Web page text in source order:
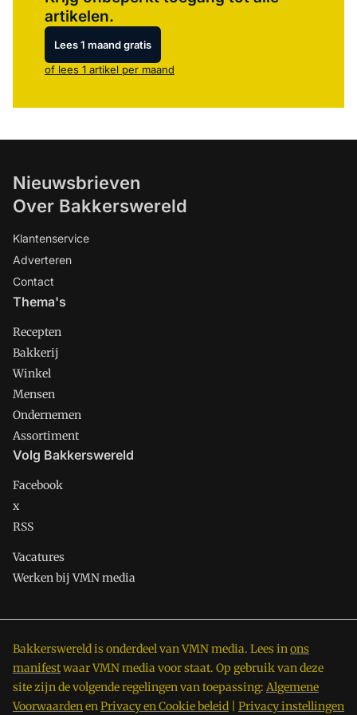
artikelen.
Lees 1 maand gratis
of lees 1 artikel per maand
Nieuwsbrieven
Over Bakkerswereld
Klantenservice
Adverteren
Contact
Thema's
Recepten
Bakkerij
Winkel
Mensen
Ondernemen
Assortiment
Volg Bakkerswereld
Facebook
x
RSS
Vacatures
Werken bij VMN media
Bakkerswereld is onderdeel van VMN media. Lees inons
manifestwaar VMN media voor staat. Op gebruik van deze
site zijn de volgende regelingen van toepassing: Algemene
VoorwaardenenPrivacy en Cookie beleid Privacy instellingen